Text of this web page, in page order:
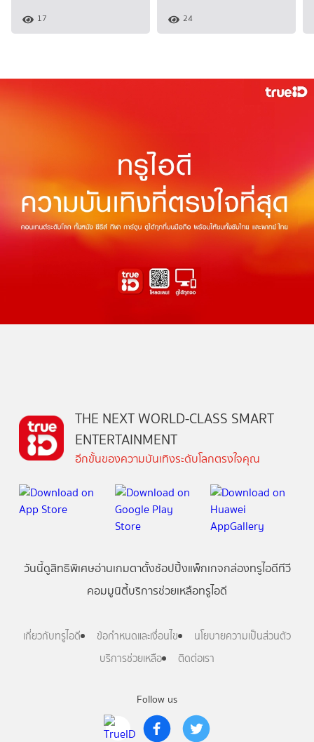
17 24
Follow us
THE NEXT WORLD-CLASS SMART
ENTERTAINMENT
อีกขั้นของความบันเทิงระดับโลกตรงใจคุณ
วันนี้ดูสิทธิพิเศษอ่านเกมตาตั้งช้อปปิ้งแพ็กเกจกล่องทรูไอดีทีวี
คอมมูนิตี้บริการช่วยเหลือทรูไอดี
เกี่ยวกับทรูไอดี ข้อกำหนดและเงื่อนไข
นโยบายความเป็นส่วนตัว
บริการช่วยเหลือ
ติดต่อเรา